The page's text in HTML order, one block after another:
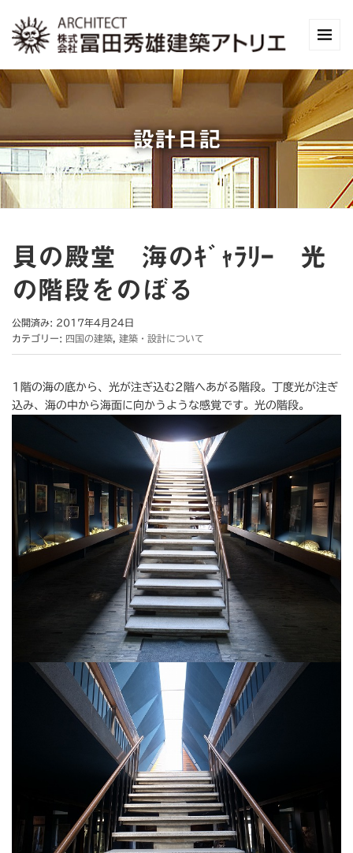
設計日記
貝の殿堂 海のｷﾞｬﾗﾘｰ 光
の階段をのぼる
公開済み: 2017年4月24日
カテゴリー: 四国の建築 建築・設計について
1階の海の底から、光が注ぎ込む2階へあがる階段。丁度光が注ぎ
込み、海の中から海面に向かうような感覚です。光の階段。